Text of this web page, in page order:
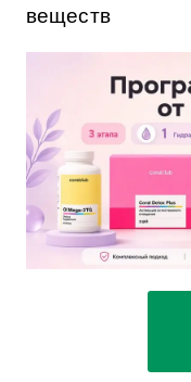
веществ